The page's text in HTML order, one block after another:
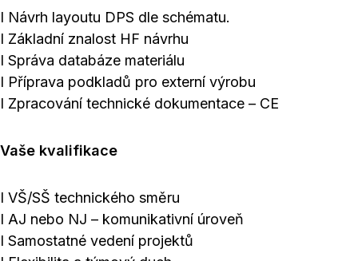
I Návrh layoutu DPS dle schématu.
I Základní znalost HF návrhu
I Správa databáze materiálu
I Příprava podkladů pro externí výrobu
I Zpracování technické dokumentace – CE
Vaše kvalifikace
I VŠ/SŠ technického směru
I AJ nebo NJ – komunikativní úroveň
I Samostatné vedení projektů